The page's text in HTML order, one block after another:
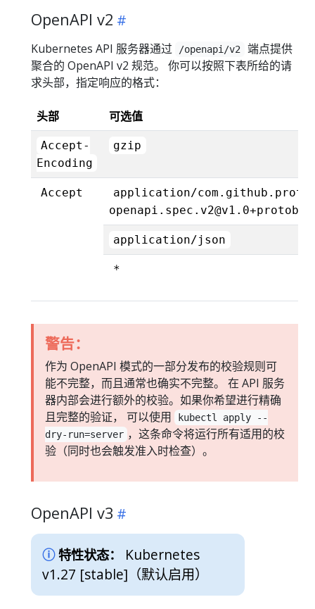
OpenAPI v2
Kubernetes API 服务器通过 /openapi/v2
端点提供
聚合的 OpenAPI v2 规范。 你可以按照下表所给的请
求头部，指定响应的格式：
头部 可选值
Accept-
Encoding
gzip
Accept
application/
openapi.spec.v2@v1.0+protobuf
application/json
*
警告：
作为 OpenAPI 模式的一部分发布的校验规则可
能不完整，而且通常也确实不完整。 在 API 服务
器内部会进行额外的校验。如果你希望进行精确
且完整的验证， 可以使用
kubectl apply --
dry-run=server ，这条命令将运行所有适用的校
验（同时也会触发准入时检查）。
OpenAPI v3
特性状态：
Kubernetes
v1.27 [stable] （默认启用）